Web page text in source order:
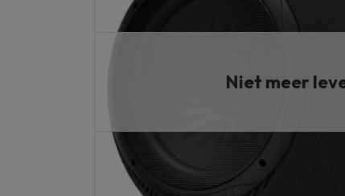
Niet meer